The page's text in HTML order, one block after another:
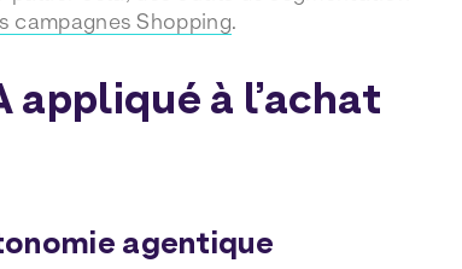
campagnes Shopping.
appliqué à l’achat
agentique